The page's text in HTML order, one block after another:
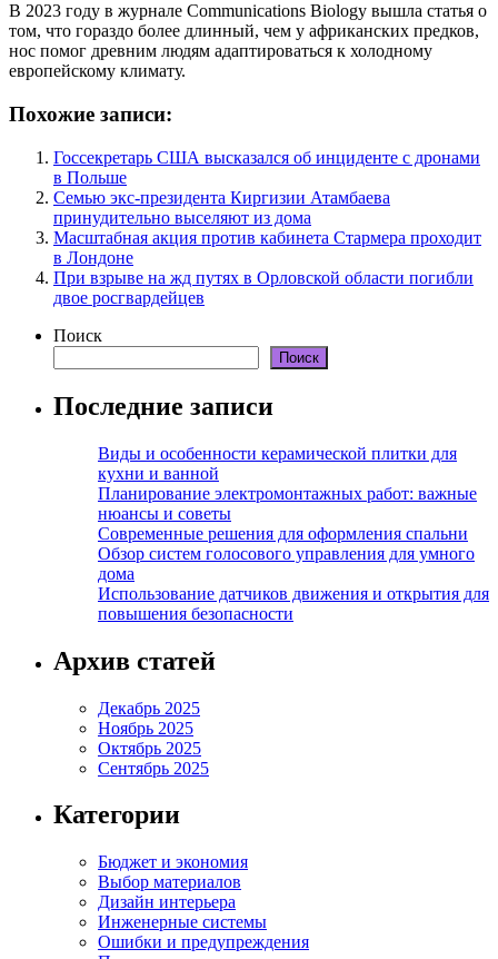
В 2023 году в журнале Communications Biology вышла статья о
том, что гораздо более длинный, чем у африканских предков,
нос помог древним людям адаптироваться к холодному
европейскому климату.
Похожие записи:
Госсекретарь США высказался об инциденте с дронами
в Польше
Семью экс-президента Киргизии Атамбаева
принудительно выселяют из дома
Масштабная акция против кабинета Стармера проходит
в Лондоне
При взрыве на жд путях в Орловской области погибли
двое росгвардейцев
Поиск
Поиск
Последние записи
Виды и особенности керамической плитки для
кухни и ванной
Планирование электромонтажных работ: важные
нюансы и советы
Современные решения для оформления спальни
Обзор систем голосового управления для умного
дома
Использование датчиков движения и открытия для
повышения безопасности
Архив статей
Декабрь 2025
Ноябрь 2025
Октябрь 2025
Сентябрь 2025
Категории
Бюджет и экономия
Выбор материалов
Дизайн интерьера
Инженерные системы
Ошибки и предупреждения